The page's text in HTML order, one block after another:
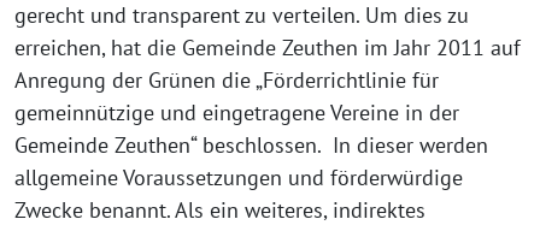
gerecht und transparent zu verteilen. Um dies zu
erreichen, hat die Gemeinde Zeuthen im Jahr 2011 auf
Anregung der Grünen die „Förderrichtlinie für
gemeinnützige und eingetragene Vereine in der
Gemeinde Zeuthen“ beschlossen. In dieser werden
allgemeine Voraussetzungen und förderwürdige
Zwecke benannt. Als ein weiteres, indirektes